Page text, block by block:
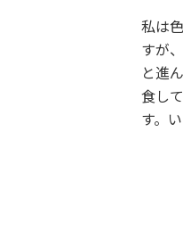
私は
すが
と進
食し
す。